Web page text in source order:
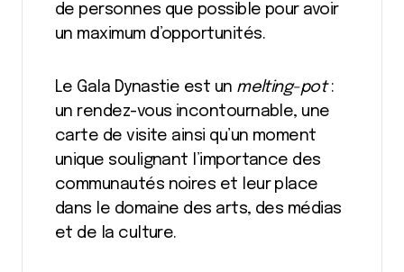
de personnes que possible pour avoir
un maximum d’opportunités.
Le Gala Dynastie est un melting-pot:
un rendez-vous incontournable, une
carte de visite ainsi qu’un moment
unique soulignant l’importance des
communautés noires et leur place
dans le domaine des arts, des médias
et de la culture.